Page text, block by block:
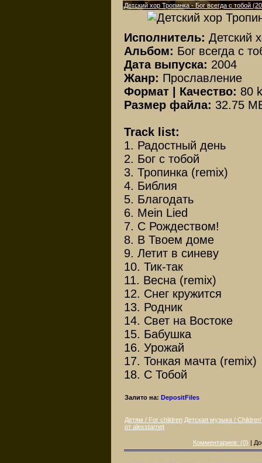
Детский хор Тропинка - Бог всегда с тобой
Исполнитель: Детский
Альбом: Бог всегда с
Дата выпуска: 2004
Жанр: Прославление
Формат | Качество: 80
Размер файла: 32.75
Track list:
1. Радостный день
2. Бог с тобой
3. Тропинка (remix)
4. Библия
5. Благодать
6. Mein Lied
7. С Рождеством!
8. В Твоем доме
9. Летит в синеву
10. Тик-так
11. Весна (remix)
12. Снег кружится
13. Родник
14. Свет на Востоке
15. Бабушка
16. Урожай
17. Тонкая мачта (remix)
18. С Тобой
Залито на: DepositFiles
Детям / For children Детская музыка /
от alexstarnet
Комментариев: (0) |